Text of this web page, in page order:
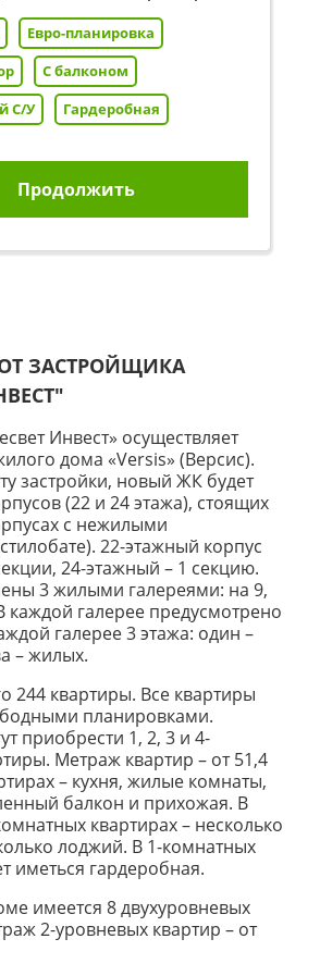
Евро-планировка
С балконом
С/У
Гардеробная
Продолжить
ОТ ЗАСТРОЙЩИКА
Инвест» осуществляет
дома «Versis» (Версис).
застройки, новый ЖК будет
(22 и 24 этажа), стоящих
с нежилыми
22-этажный корпус
24-этажный – 1 секцию.
3 жилыми галереями: на 9,
каждой галерее предусмотрено
галерее 3 этажа: один –
– жилых.
244 квартиры. Все квартиры
планировками.
приобрести 1, 2, 3 и 4-
Метраж квартир – от 51,4
– кухня, жилые комнаты,
балкон и прихожая. В
квартирах – несколько
лоджий. В 1-комнатных
иметься гардеробная.
имеется 8 двухуровневых
2-уровневых квартир – от